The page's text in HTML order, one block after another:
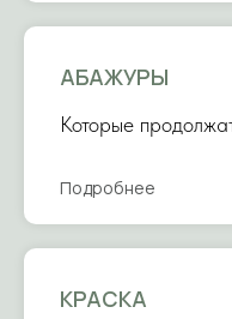
АБАЖУРЫ
Которые
Подробнее
КРАСКА